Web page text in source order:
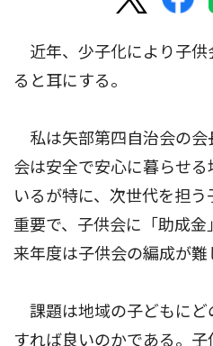
近年、少子化により子供
ると耳にする。
私は矢部第四自治会の会
会は安全で安心に暮らせ
いるが特に、次世代を担
重要で、子供会に「助成
来年度は子供会の編成が難
課題は地域の子どもにど
すれば良いのかである。